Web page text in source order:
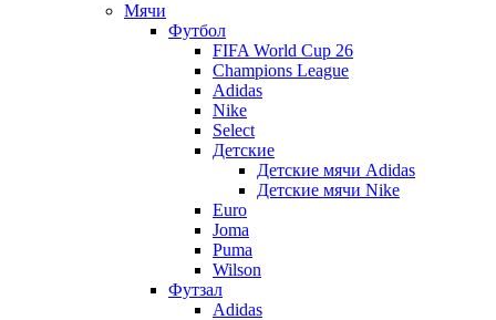
Мячи
Футбол
FIFA World Cup 26
Champions League
Adidas
Nike
Select
Детские
Детские мячи Adidas
Детские мячи Nike
Euro
Joma
Puma
Wilson
Футзал
Adidas